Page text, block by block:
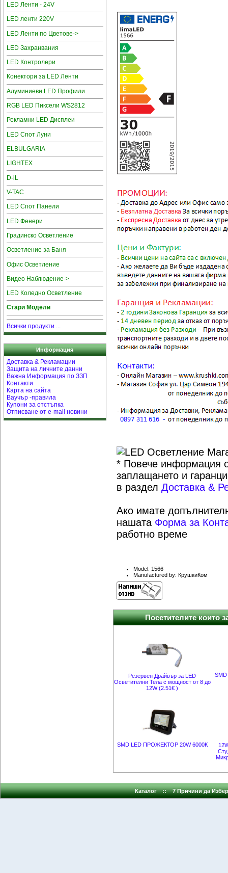
LED Ленти - 24V
LED ленти 220V
LED Ленти по Цветове->
LED Захранвания
LED Контролери
Конектори за LED Ленти
Алуминиеви LED Профили
RGB LED Пиксели WS2812
Рекламни LED Дисплеи
LED Спот Луни
ELBULGARIA
LIGHTEX
D-iL
V-TAC
LED Спот Панели
LED Фенери
Градинско Осветление
Осветление за Баня
Офис Осветление
Видео Наблюдение->
LED Коледно Осветление
Стари Модели
Всички продукти ...
Информация
Доставка & Рекламации
Защита на личните данни
Важна Информация по ЗЗП
Контакти
Карта на сайта
Ваучър -правила
Купони за отстъпка
Отписване от e-mail новини
* Повече информация
заплащането и
в раздел Доставка &
Ако имате
нашата Форма за
работно време
Model: 1566
Manufactured by: КрушкиКом
Посетителите които
Резервен Драйвър за LED
Осветителни Тела с мощност от 8 до
12W (2.51€ )
SMD LED ПРОЖЕКТОР 20W 6000К
Каталог :: 7 Причини да